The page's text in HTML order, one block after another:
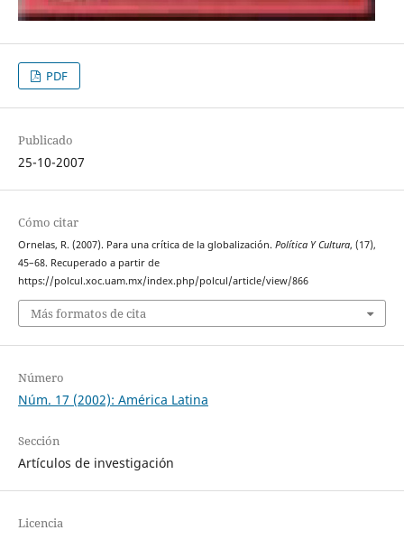
PDF
Publicado
25-10-2007
Cómo citar
Ornelas, R. (2007). Para una crítica de la globalización. Política Y Cultura, (17),
45–68. Recuperado a partir de
https://polcul.xoc.uam.mx/index.php/polcul/article/view/866
Más formatos de cita
Número
Núm. 17 (2002): América Latina
Sección
Artículos de investigación
Licencia